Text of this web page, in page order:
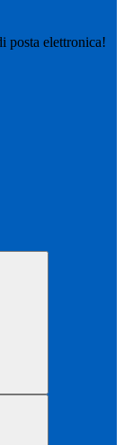
posta elettronica!